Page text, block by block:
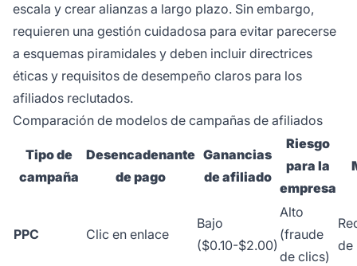
escala y crear alianzas a largo plazo. Sin embargo,
requieren una gestión cuidadosa para evitar parecerse
a esquemas piramidales y deben incluir directrices
éticas y requisitos de desempeño claros para los
afiliados reclutados.
Comparación de modelos de campañas de afiliados
Tipo de
campaña
Desencadenante
de pago
Ganancias
de afiliado
Riesgo
para la
empresa
PPC Clic en enlace
Bajo
($0.10-$2.00)
Alto
(fraude
de clics)
de